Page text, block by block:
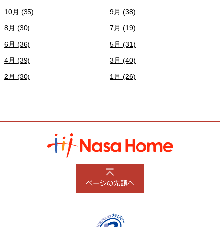
10月 (35) 9月 (38)
8月 (30) 7月 (19)
6月 (36) 5月 (31)
4月 (39) 3月 (40)
2月 (30) 1月 (26)